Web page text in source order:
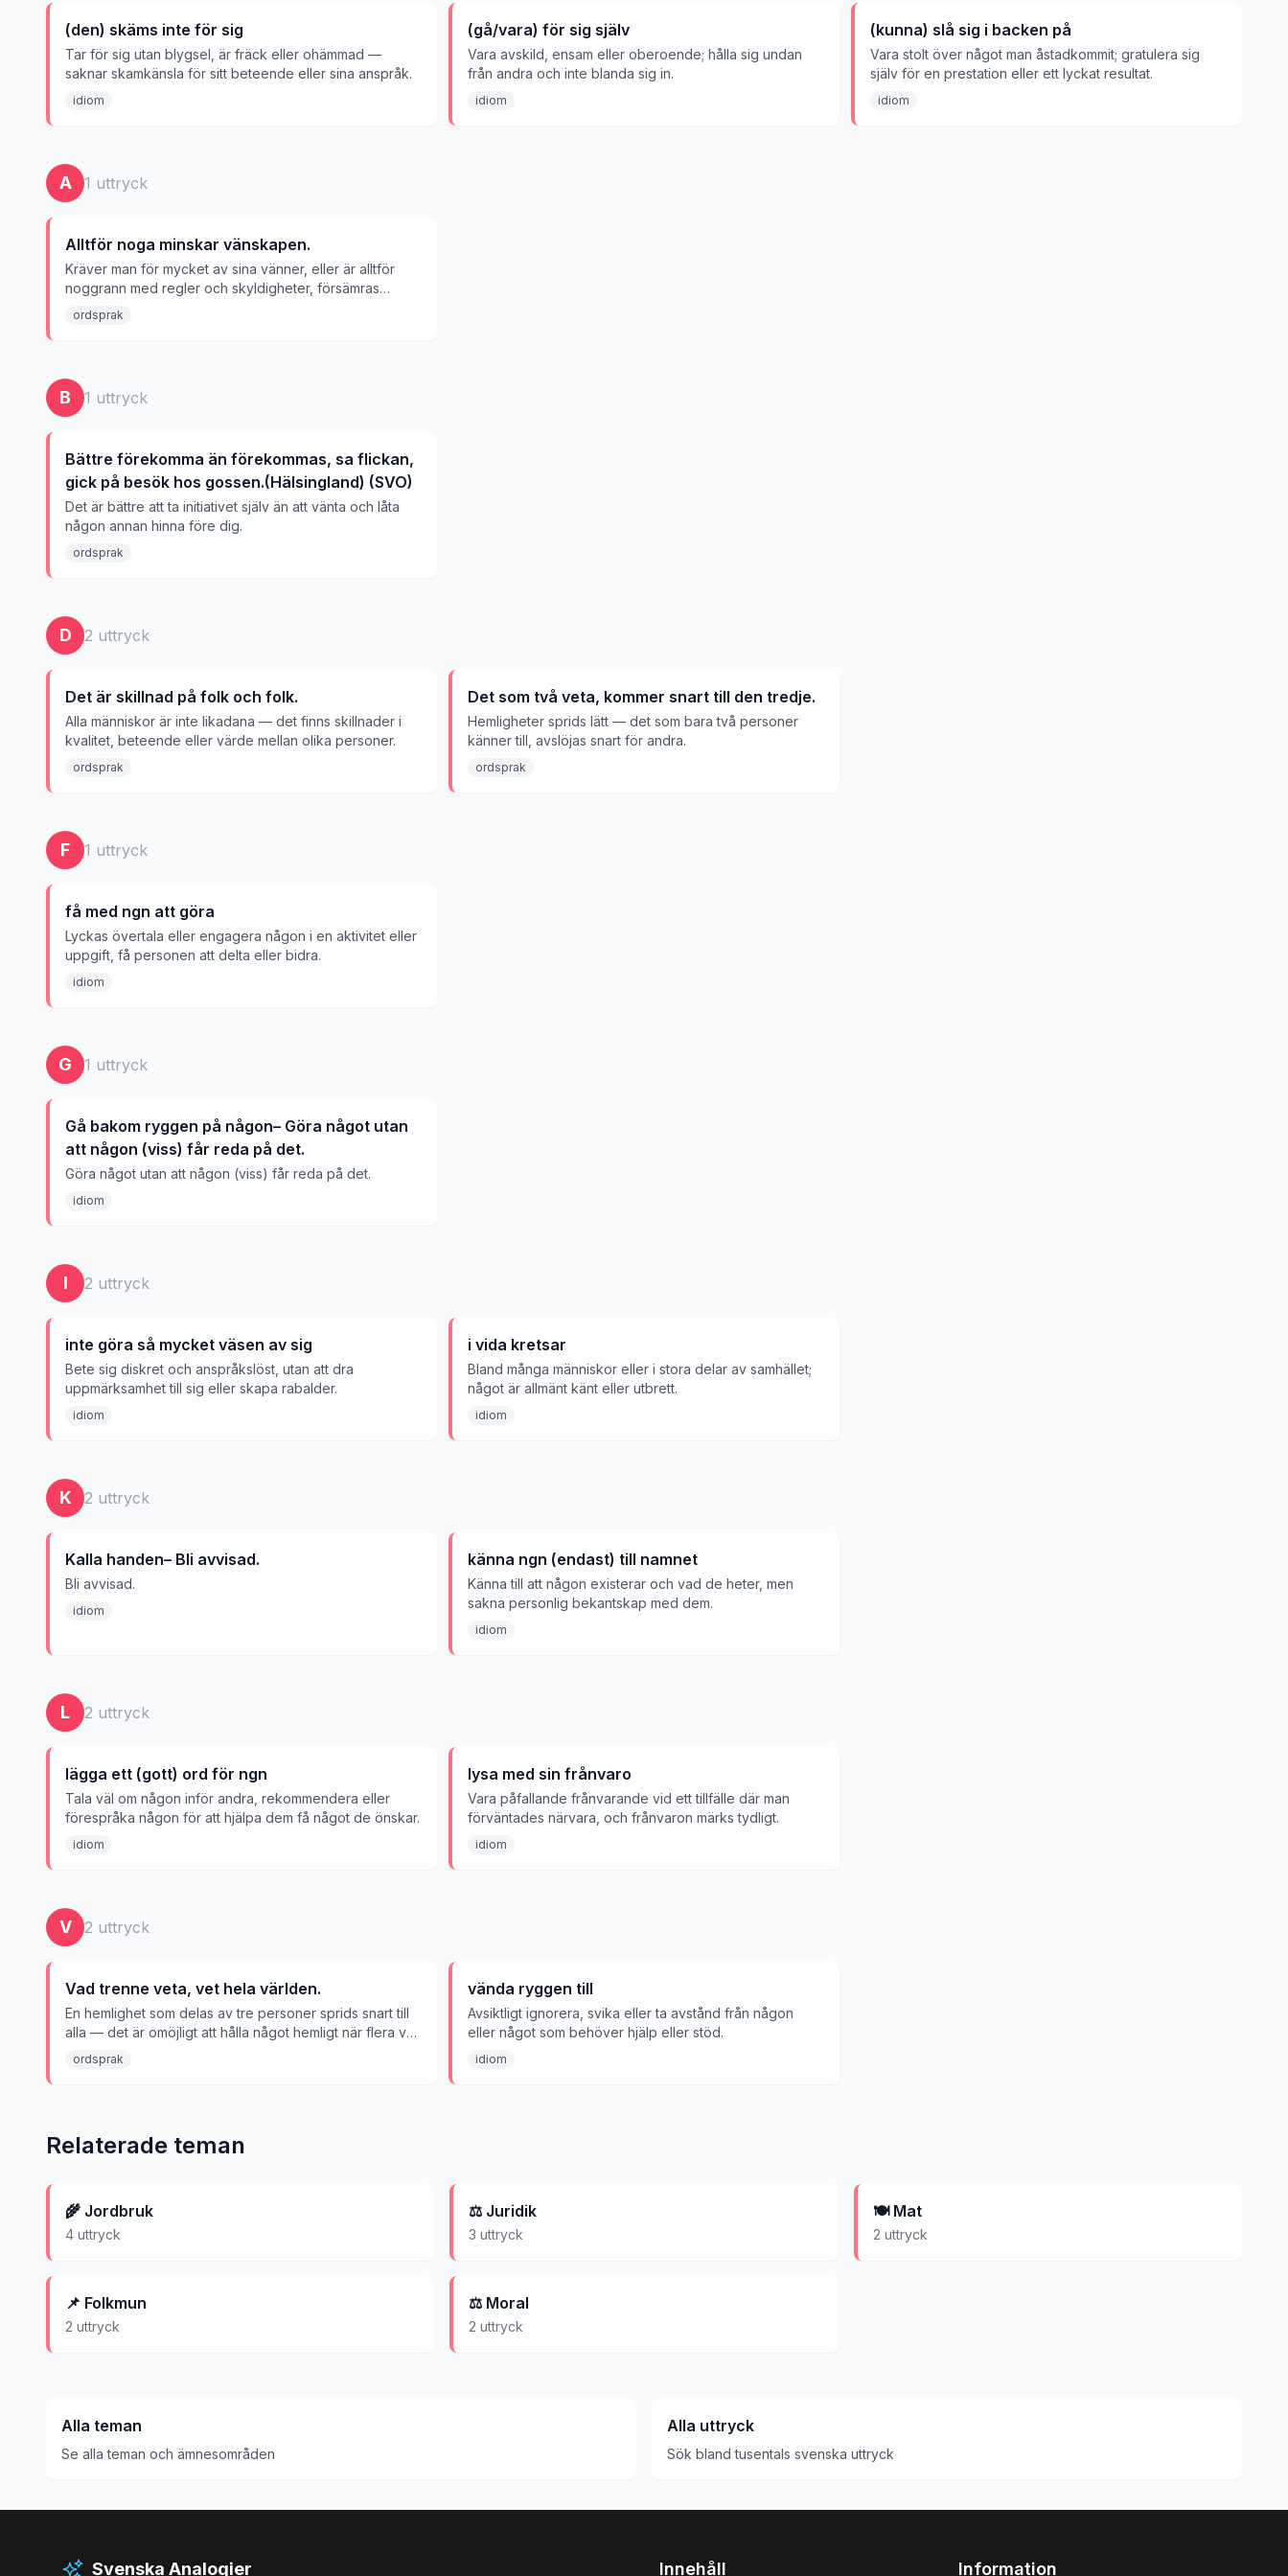
(den) skäms inte för sig
Tar för sig utan blygsel, är fräck eller ohämmad —
saknar skamkänsla för sitt beteende eller sina anspråk.
idiom
(gå/vara) för sig själv
Vara avskild, ensam eller oberoende; hålla sig undan
från andra och inte blanda sig in.
idiom
(kunna) slå sig i backen på
Vara stolt över något man åstadkommit; gratulera sig
själv för en prestation eller ett lyckat resultat.
idiom
A 1 uttryck
Alltför noga minskar vänskapen.
Kräver man för mycket av sina vänner, eller är alltför
noggrann med regler och skyldigheter, försämras
vänskapen.
ordsprak
B 1 uttryck
Bättre förekomma än förekommas, sa flickan,
gick på besök hos gossen.(Hälsingland) (SVO)
Det är bättre att ta initiativet själv än att vänta och låta
någon annan hinna före dig.
ordsprak
D 2 uttryck
Det är skillnad på folk och folk.
Alla människor är inte likadana — det finns skillnader i
kvalitet, beteende eller värde mellan olika personer.
ordsprak
Det som två veta, kommer snart till den tredje.
Hemligheter sprids lätt — det som bara två personer
känner till, avslöjas snart för andra.
ordsprak
F 1 uttryck
få med ngn att göra
Lyckas övertala eller engagera någon i en aktivitet eller
uppgift, få personen att delta eller bidra.
idiom
G 1 uttryck
Gå bakom ryggen på någon– Göra något utan
att någon (viss) får reda på det.
Göra något utan att någon (viss) får reda på det.
idiom
I 2 uttryck
inte göra så mycket väsen av sig
Bete sig diskret och anspråkslöst, utan att dra
uppmärksamhet till sig eller skapa rabalder.
idiom
i vida kretsar
Bland många människor eller i stora delar av samhället;
något är allmänt känt eller utbrett.
idiom
K 2 uttryck
Kalla handen– Bli avvisad.
Bli avvisad.
idiom
känna ngn (endast) till namnet
Känna till att någon existerar och vad de heter, men
sakna personlig bekantskap med dem.
idiom
L 2 uttryck
lägga ett (gott) ord för ngn
Tala väl om någon inför andra, rekommendera eller
förespråka någon för att hjälpa dem få något de önskar.
idiom
lysa med sin frånvaro
Vara påfallande frånvarande vid ett tillfälle där man
förväntades närvara, och frånvaron märks tydligt.
idiom
V 2 uttryck
Vad trenne veta, vet hela världen.
En hemlighet som delas av tre personer sprids snart till
alla — det är omöjligt att hålla något hemligt när flera vet
om det.
ordsprak
vända ryggen till
Avsiktligt ignorera, svika eller ta avstånd från någon
eller något som behöver hjälp eller stöd.
idiom
Relaterade teman
🌾 Jordbruk
4 uttryck
⚖️ Juridik
3 uttryck
🍽️ Mat
2 uttryck
📌 Folkmun
2 uttryck
⚖️ Moral
2 uttryck
Alla teman
Se alla teman och ämnesområden
Alla uttryck
Sök bland tusentals svenska uttryck
Svenska Analogier Innehåll Information